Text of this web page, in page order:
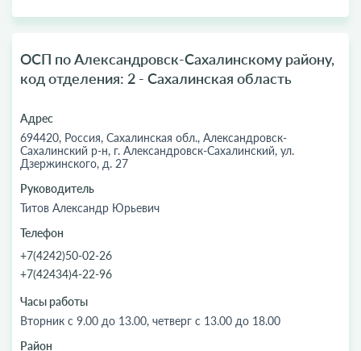
ОСП по Александровск-Сахалинскому району,
код отделения: 2 - Сахалинская область
Адрес
694420, Россия, Сахалинская обл., Александровск-
Сахалинский р-н, г. Александровск-Сахалинский, ул.
Дзержинского, д. 27
Руководитель
Титов Александр Юрьевич
Телефон
+7(4242)50-02-26
+7(42434)4-22-96
Часы работы
Вторник с 9.00 до 13.00, четверг с 13.00 до 18.00
Район